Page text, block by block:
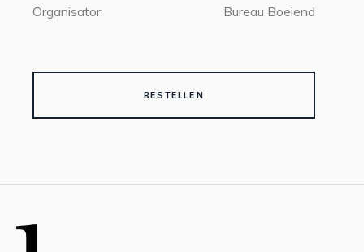
Organisator: Bureau Boeiend
BESTELLEN